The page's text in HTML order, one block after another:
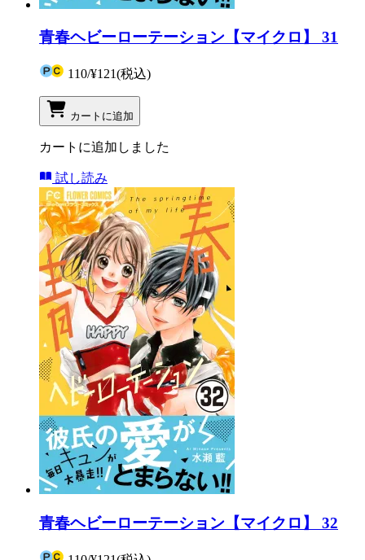
青春ヘビーローテーション【マイクロ】 31
110/¥121(税込)
カートに追加
カートに追加しました
試し読み
青春ヘビーローテーション【マイクロ】 32